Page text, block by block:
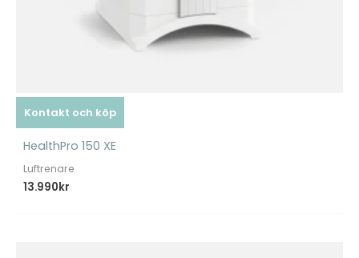
Kontakt och köp
HealthPro 150 XE
Luftrenare
13.990kr